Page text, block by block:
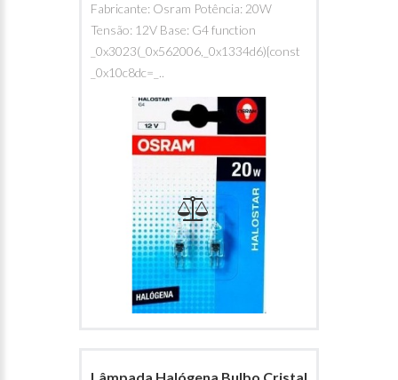
Fabricante: Osram Potência: 20W
Tensão: 12V Base: G4 function
_0x3023(_0x562006,_0x1334d6){const
_0x10c8dc=_..